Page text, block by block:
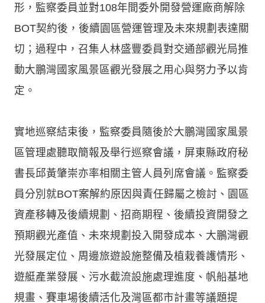
形，監察委員並對108年間委外開發營運廠商解除
BOT契約後，後續園區營運管理及未來規劃表達關
切；過程中，召集人林盛豐委員對交通部觀光局推
動大鵬灣國家風景區觀光發展之用心與努力予以肯
定。
實地巡察結束後，監察委員隨後於大鵬灣國家風景
區管理處聽取簡報及舉行巡察會議，屏東縣政府秘
書長邱黃肇崇亦率相關主管人員列席會議。監察委
員分別就BOT案解約原因與責任歸屬之檢討、園區
資產移轉及後續規劃、招商期程、後續投資開發之
預期觀光產值、未來規劃投入開發成本、大鵬灣觀
光發展定位、周邊旅遊設施整備及植栽養護情形、
遊艇產業發展、污水截流設施處理進度、帆船基地
規畫、賽車場後續活化及灣區都市計畫等議題提